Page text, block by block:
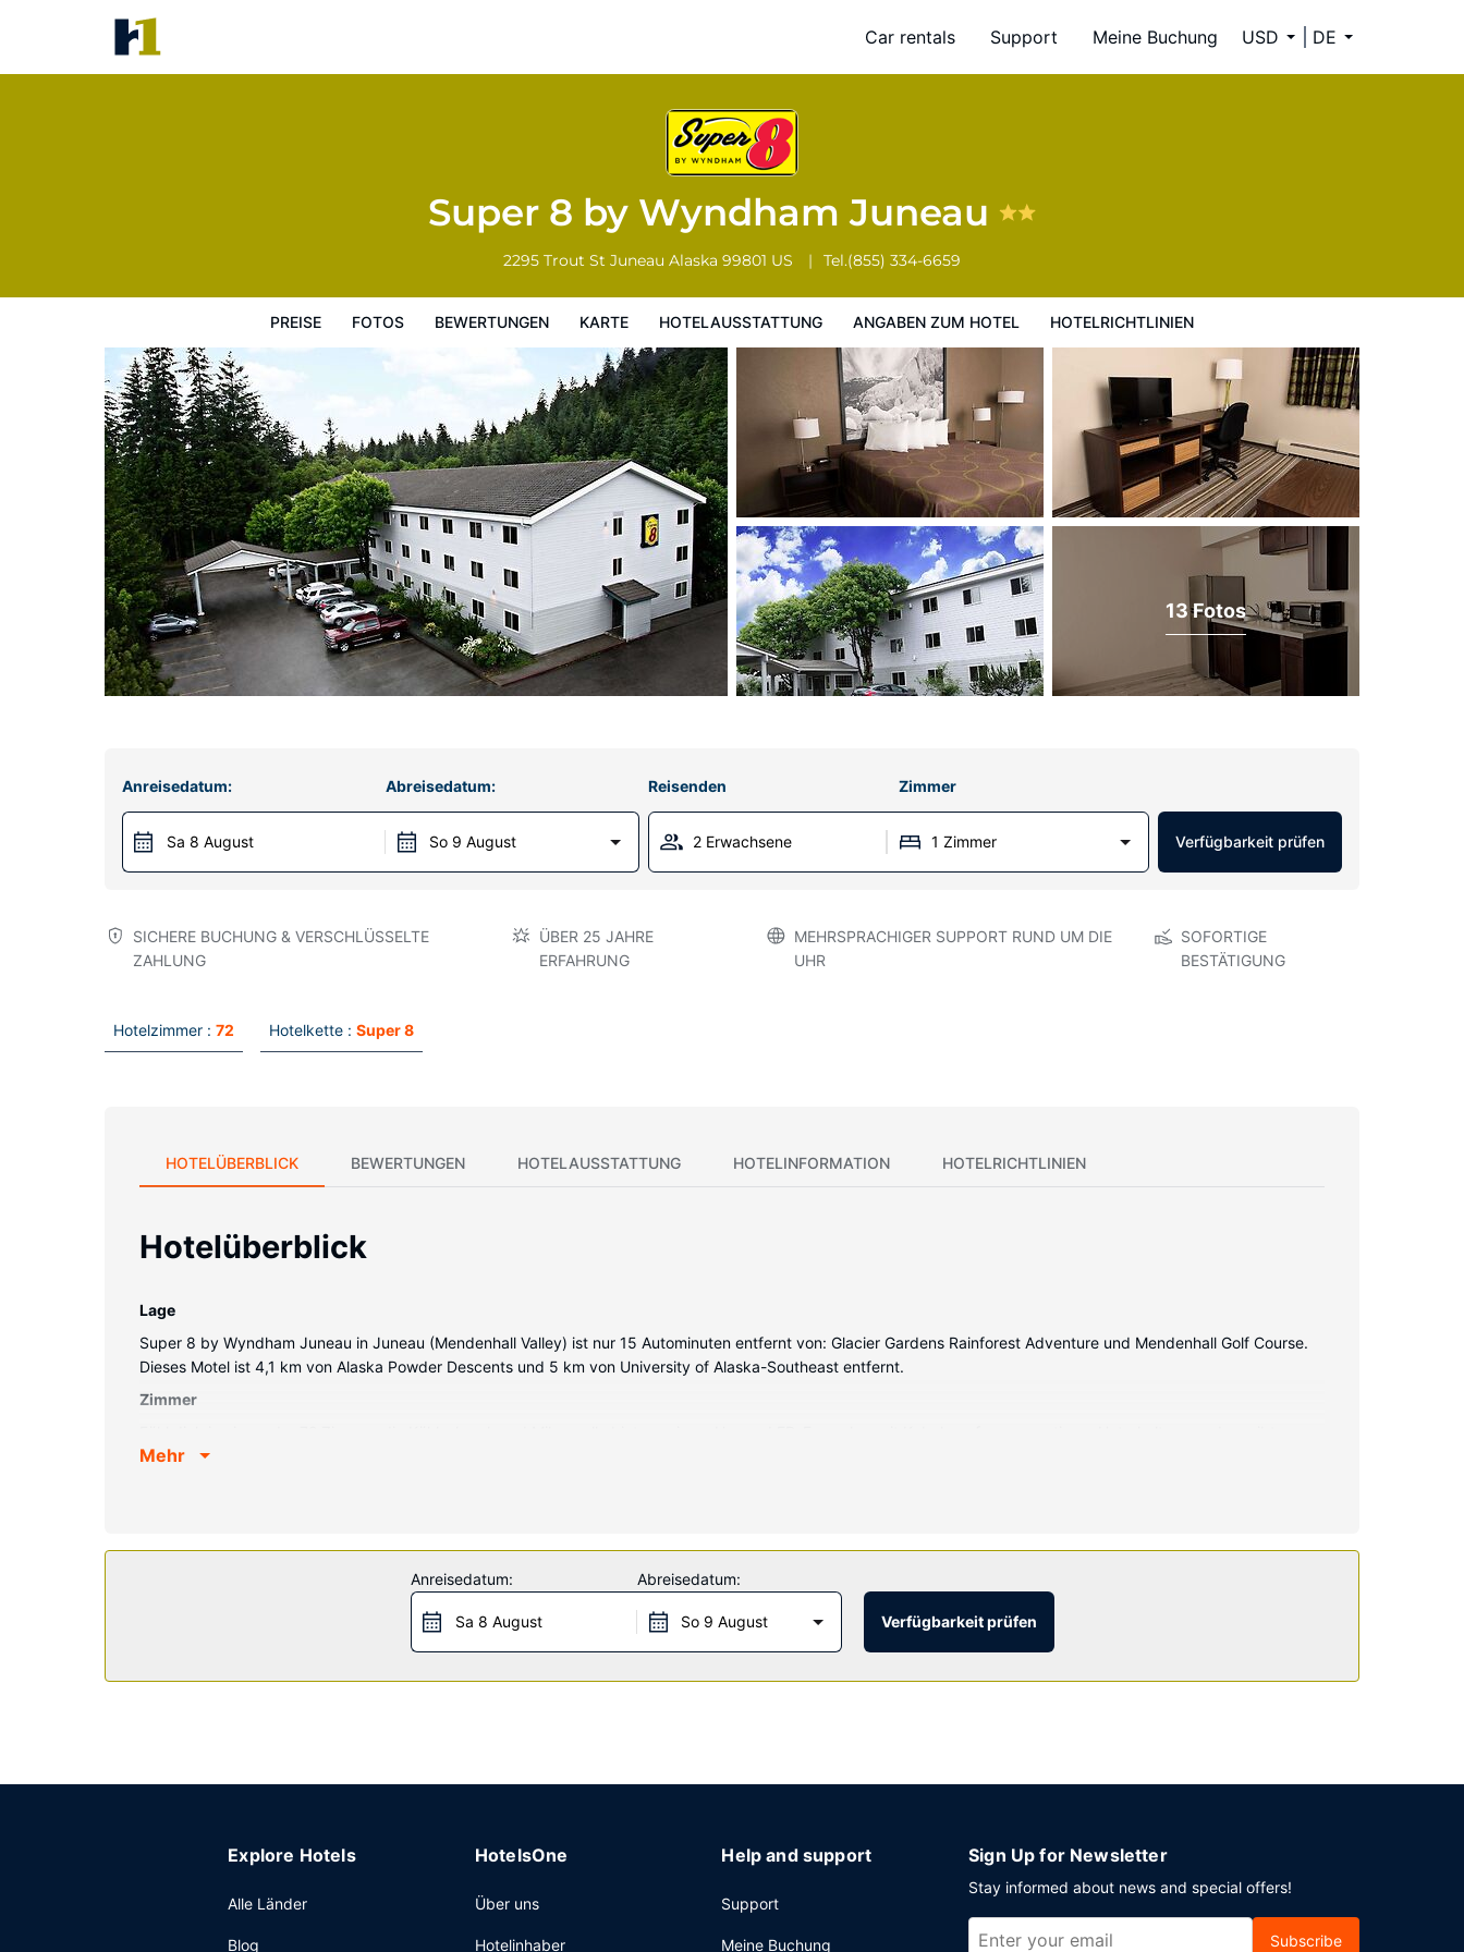
Car rentals Support Meine Buchung USD DE
Super 8 by Wyndham Juneau
2295 Trout St Juneau Alaska 99801 US Tel.(855) 334-6659
PREISE FOTOS BEWERTUNGEN KARTE HOTELAUSSTATTUNG ANGABEN ZUM HOTEL HOTELRICHTLINIEN
Hotelrichtlinien
13 Fotos
Anreisedatum:
Sa 8 August
Abreisedatum:
So 9 August
Reisenden Zimmer
2 Erwachsene 1 Zimmer Verfügbarkeit prüfen
SICHERE BUCHUNG & VERSCHLÜSSELTE
ZAHLUNG
ÜBER 25 JAHRE
ERFAHRUNG
MEHRSPRACHIGER SUPPORT RUND UM DIE
UHR
SOFORTIGE
BESTÄTIGUNG
Hotelzimmer : 72 Hotelkette : Super 8
HOTELÜBERBLICK BEWERTUNGEN HOTELAUSSTATTUNG HOTELINFORMATION HOTELRICHTLINIEN
Hotelüberblick
Lage
Super 8 by Wyndham Juneau in Juneau (Mendenhall Valley) ist nur 15 Autominuten entfernt von: Glacier Gardens Rainforest Adventure und Mendenhall Golf Course.
Dieses Motel ist 4,1 km von Alaska Powder Descents und 5 km von University of Alaska-Southeast entfernt.
Zimmer
außerdem einen WLAN-Internetzugang (kostenlos). Es sind eigene Badezimmer mit Duschwannen vorhanden, die über kostenlose Toilettenartikel und Haartrockner
Nutz den Zimmerservice (rund um die Uhr) dieses Motels. Ein inbegriffenes Frühstück zum Mitnehmen wird unter der Woche von 06:00 Uhr bis 09:00 Uhr und am
Wochenende von 06:00 Uhr bis 10:00 Uhr angeboten.
Mehr
Anreisedatum:
Sa 8 August
Abreisedatum:
So 9 August Verfügbarkeit prüfen
Explore Hotels
Alle Länder
Blog
HotelsOne
Über uns
Hotelinhaber
Help and support
Support
Meine Buchung
Sign Up for Newsletter
Stay informed about news and special offers!
Subscribe